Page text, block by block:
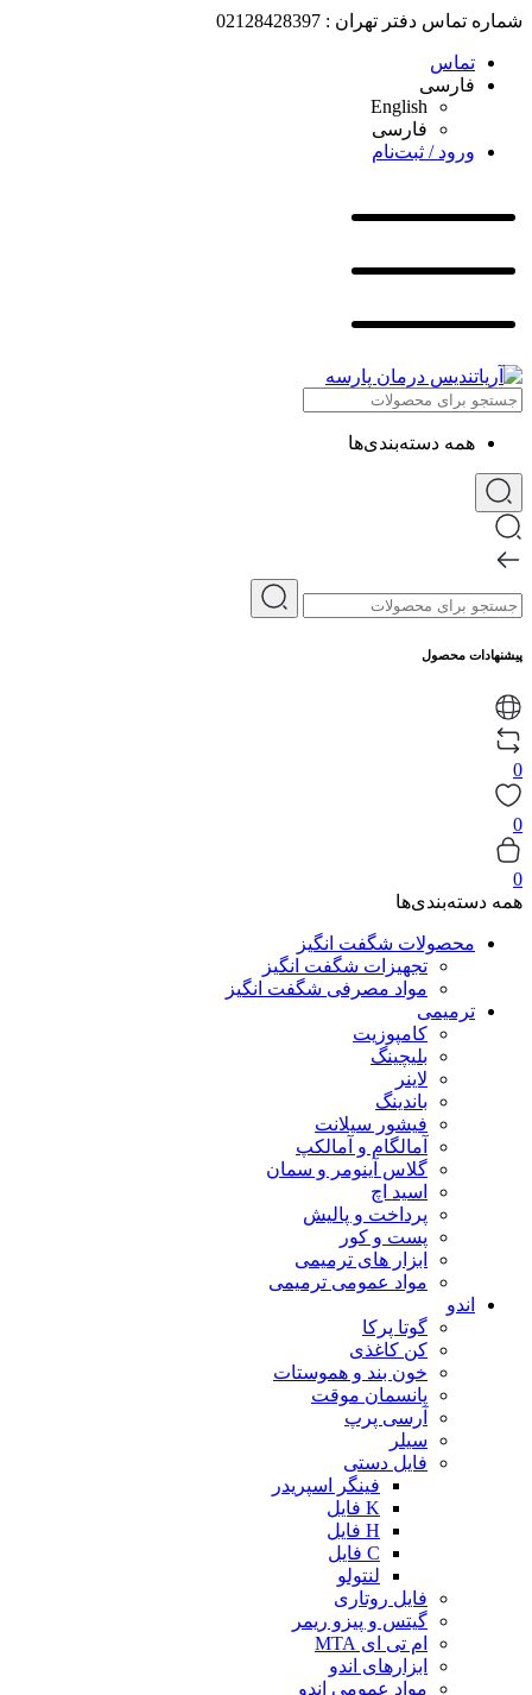
شماره تماس دفتر تهران : 02128428397
تماس
فارسی
English
فارسی
ورود / ثبت‌نام
همه دسته‌بندی‌ها
پیشنهادات محصول
0
0
0
همه دسته‌بندی‌ها
محصولات شگفت انگیز
تجهیزات شگفت انگیز
مواد مصرفی شگفت انگیز
ترمیمی
کامپوزیت
بلیچینگ
لاینر
باندینگ
فیشور سیلانت
آمالگام و آمالکپ
گلاس آینومر و سمان
اسید اچ
پرداخت و پالیش
پست و کور
ابزار های ترمیمی
مواد عمومی ترمیمی
اندو
گوتا پرکا
کن کاغذی
خون بند و هموستات
پانسمان موقت
آرسی پرپ
سیلر
فایل دستی
فینگر اسپریدر
K فایل
H فایل
C فایل
لنتولو
فایل روتاری
گیتس و پیزو ریمر
ام تی ای MTA
ابزارهای اندو
مواد عمومی اندو